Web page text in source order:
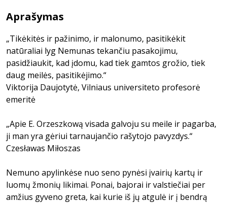
Aprašymas
„Tikėkitės ir pažinimo, ir malonumo, pasitikėkit
natūraliai lyg Nemunas tekančiu pasakojimu,
pasidžiaukit, kad įdomu, kad tiek gamtos grožio, tiek
daug meilės, pasitikėjimo.“
Viktorija Daujotytė, Vilniaus universiteto profesorė
emeritė
„Apie E. Orzeszkową visada galvoju su meile ir pagarba,
ji man yra gėriui tarnaujančio rašytojo pavyzdys.“
Czesławas Miłoszas
Nemuno apylinkėse nuo seno pynėsi įvairių kartų ir
luomų žmonių likimai. Ponai, bajorai ir valstiečiai per
amžius gyveno greta, kai kurie iš jų atgulė ir į bendrą